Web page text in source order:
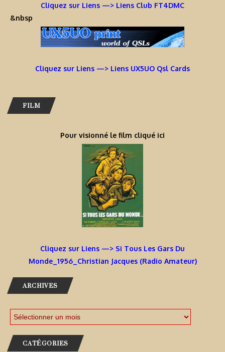
Cliquez sur Liens —> Liens Club FT4DMC
&nbsp
Cliquez sur Liens —> Liens UX5UO Qsl Cards
FILM
Pour visionné le film cliqué ici
Cliquez sur Liens —> Si Tous Les Gars Du
Monde_1956_Christian Jacques (Radio Amateur)
ARCHIVES
CATÉGORIES